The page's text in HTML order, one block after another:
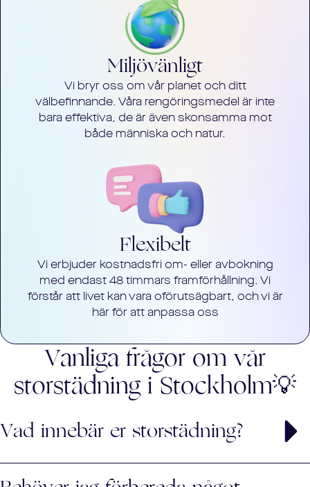
Miljövänligt
Vi bryr oss om vår planet och ditt
välbefinnande. Våra rengöringsmedel är inte
bara effektiva, de är även skonsamma mot
både människa och natur.
Flexibelt
Vi erbjuder kostnadsfri om- eller avbokning
med endast 48 timmars framförhållning. Vi
förstår att livet kan vara oförutsägbart, och vi är
här för att anpassa oss
Vanliga frågor om vår
storstädning i Stockholm💡
Vad innebär er storstädning?